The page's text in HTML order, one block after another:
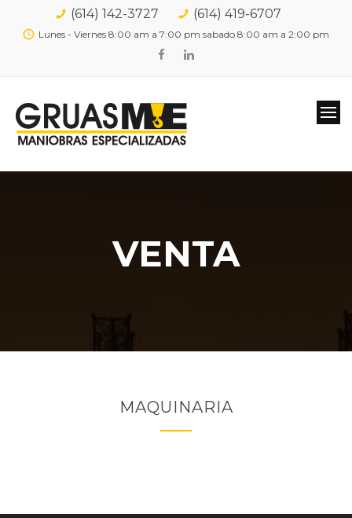
(614) 142-3727 (614) 419-6707
Lunes - Viernes 8:00 am a 7:00 pm sabado 8:00 am a 2:00 pm
VENTA
MAQUINARIA